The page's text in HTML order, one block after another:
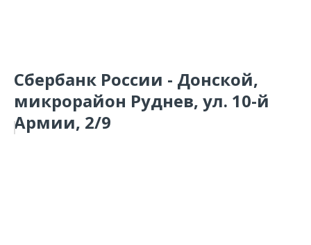
Сбербанк России - Донской,
микрорайон Руднев, ул. 10-й
Армии, 2/9